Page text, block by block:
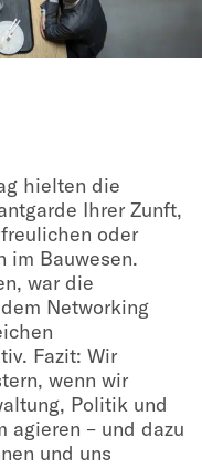
hielten die
Ihrer Zunft,
oder
im Bauwesen.
war die
Networking
Fazit: Wir
wenn wir
Politik und
agieren – und dazu
und uns